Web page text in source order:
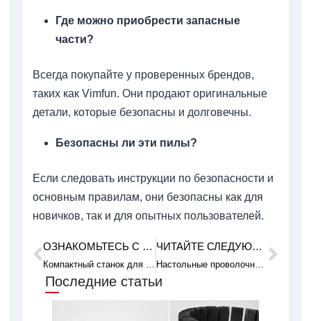
Где можно приобрести запасные
части?
Всегда покупайте у проверенных брендов,
таких как Vimfun. Они продают оригинальные
детали, которые безопасны и долговечны.
Безопасны ли эти пилы?
Если следовать инструкции по безопасности и
основным правилам, они безопасны как для
новичков, так и для опытных пользователей.
Пред ОЗНАКОМЬТЕСЬ С ПРЕДЫДУЩИМ ПРИМЕРОМ ИЗ ПРАКТИКИ.
Компактный станок для резки алмазной проволоки для гибкости
ЧИТАЙТЕ СЛЕДУЮЩУЮ ТЕХНИЧЕСКУЮ СТАТЬЮ
Настольные проволочные пилы с регулируемым натяжением проволоки
Последние статьи